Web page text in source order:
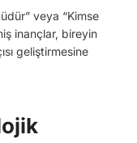
veya “Kimse
inançlar, bireyin
geliştirmesine